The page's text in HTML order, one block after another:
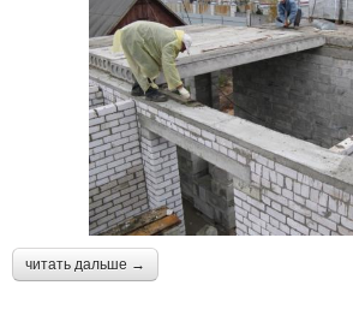
читать дальше →